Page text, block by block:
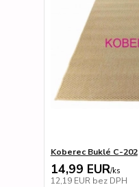
Koberec Buklé C-202
14,99 EUR/ks
12,19 EUR bez DPH